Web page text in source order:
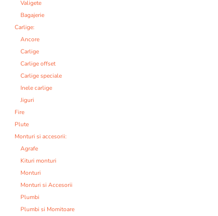
Valigete
Bagajerie
Carlige:
Ancore
Carlige
Carlige offset
Carlige speciale
Inele carlige
Jiguri
Fire
Plute
Monturi si accesorii:
Agrafe
Kituri monturi
Monturi
Monturi si Accesorii
Plumbi
Plumbi si Momitoare